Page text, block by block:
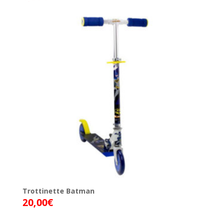
Trottinette Batman
20,00€